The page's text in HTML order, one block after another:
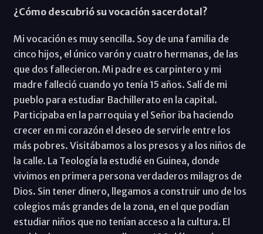
¿Cómo descubrió su vocación sacerdotal?
Mi vocación es muy sencilla. Soy de una familia de
cinco hijos, el único varón y cuatro hermanas, de las
que dos fallecieron. Mi padre es carpintero y mi
madre falleció cuando yo tenía 15 años. Salí de mi
pueblo para estudiar Bachillerato en la capital.
Participaba en la parroquia y el Señor iba haciendo
crecer en mi corazón el deseo de servirle entre los
más pobres. Visitábamos a los presos y a los niños de
la calle. La Teología la estudié en Guinea, donde
vivimos en primera persona verdaderos milagros de
Dios. Sin tener dinero, llegamos a construir uno de los
colegios más grandes de la zona, en el que podían
estudiar niños que no tenían acceso a la cultura. El